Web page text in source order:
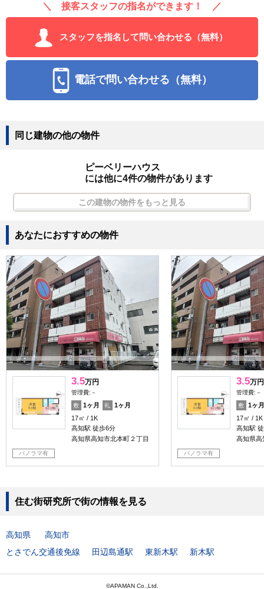
＼ 接客スタッフの指名ができます！ ／
スタッフを指名して問い合わせる（無料）
電話で問い合わせる（無料）
同じ建物の他の物件
ピーベリーハウス
には他に4件の物件があります
この建物の物件をもっと見る
あなたにおすすめの物件
3.5万円
管理費:－
敷 1ヶ月 礼
1ヶ月
17㎡
1K
高知駅 徒歩6分
高知県高知市北本町２丁目
パノラマ有
3.5万円
管理費:－
敷
1ヶ月
17㎡
1K
高知駅
高知県高
パノラマ有
住む街研究所で街の情報を見る
高知県
高知市
とさでん交通後免線
田辺島通駅 東新木駅 新木駅
©APAMAN Co.,Ltd.